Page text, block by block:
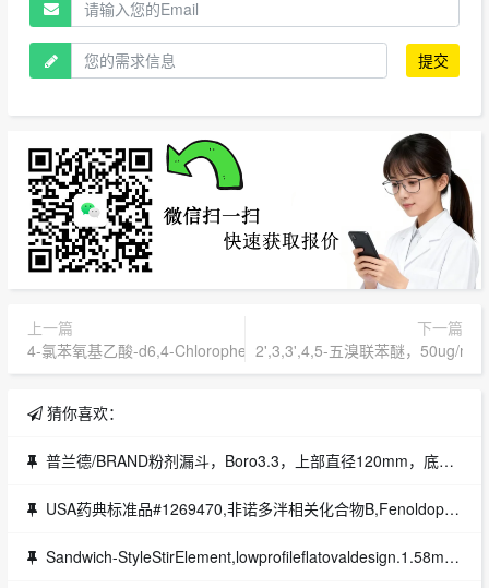
提交
上一篇
4-氯苯氧基乙酸-d6,4-Chlorophenoxyaceticacid-d6,,植物生长调节
下一篇
2',3,3',4,5-五溴联苯醚，50ug/mL
猜你喜欢：
普兰德/BRAND粉剂漏斗，Boro3.3，上部直径120mm，底部直径30mmPowderfunnel,Boro3.3,topd.120mmbottomd.30mm货号：BRAND146523品牌：BRAND
USA药典标准品#1269470,非诺多泮相关化合物B,FenoldopamRelatedCompoundB(20mg)(1H-3-Benzazapine-7,8-diol,2,3,4,5-tetrahydro-1-(4-hydroxyphenyl)-
Sandwich-StyleStirElement,lowprofileflatovaldesign.1.58mmthickPTFEplate(13mmwide,29mmlong),150Cmaximum货号：VP772FN-13-29A-150品牌：